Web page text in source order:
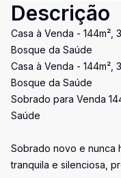
Descrição
Casa à Venda - 144m²,
Bosque da Saúde
Casa à Venda - 144m²,
Bosque da Saúde
Sobrado para Venda
Saúde
Sobrado novo e nunca
tranquila e silenciosa,